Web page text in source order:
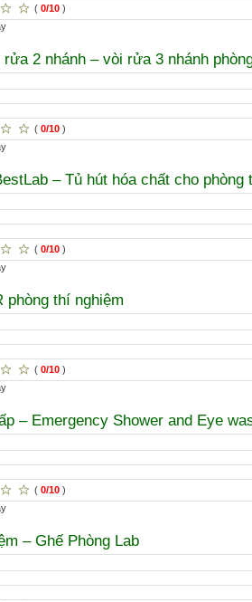
( 0/10 )
2 nhánh – vòi rửa 3 nhánh
( 0/10 )
– Tủ hút hóa chất cho phòng
( 0/10 )
phòng thí nghiệm
( 0/10 )
– Emergency Shower and Eye
( 0/10 )
– Ghế Phòng Lab